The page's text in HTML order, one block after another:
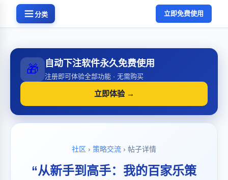
分类 立即免费使用
🎁 自动下注软件永久免费使用
注册即可体验全部功能 · 无需购买
立即体验 →
社区 › 策略交流 › 帖子详情
“从新手到高手：我的百家乐策